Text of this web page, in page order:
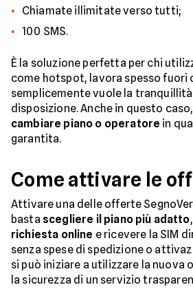
Chiamate illimitate verso tutti;
100 SMS.
È la soluzione perfetta per chi
come hotspot, lavora spesso fuori
semplicemente vuole la
disposizione. Anche in questo
cambiare piano o operatore in
garantita.
Come attivare le
Attivare una delle offerte
basta scegliere il piano più adatto,
richiesta online e ricevere la SIM
senza spese di spedizione o
si può iniziare a utilizzare la nuova
la sicurezza di un servizio